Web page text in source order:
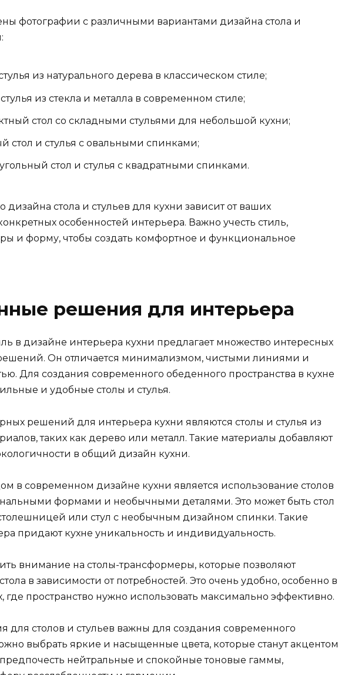
фотографии с различными вариантами дизайна стола и
из натурального дерева в классическом стиле;
из стекла и металла в современном стиле;
стол со складными стульями для небольшой кухни;
стол и стулья с овальными спинками;
стол и стулья с квадратными спинками.
дизайна стола и стульев для кухни зависит от ваших
особенностей интерьера. Важно учесть стиль,
и форму, чтобы создать комфортное и функциональное
решения для интерьера
в дизайне интерьера кухни предлагает множество интересных
Он отличается минимализмом, чистыми линиями и
Для создания современного обеденного пространства в кухне
и удобные столы и стулья.
решений для интерьера кухни являются столы и стулья из
таких как дерево или металл. Такие материалы добавляют
в общий дизайн кухни.
в современном дизайне кухни является использование столов
формами и необычными деталями. Это может быть стол
или стул с необычным дизайном спинки. Такие
придают кухне уникальность и индивидуальность.
внимание на столы-трансформеры, которые позволяют
в зависимости от потребностей. Это очень удобно, особенно в
где пространство нужно использовать максимально эффективно.
для столов и стульев важны для создания современного
выбрать яркие и насыщенные цвета, которые станут акцентом
нейтральные и спокойные тоновые гаммы,